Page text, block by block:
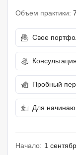
Объем практики:
Свое
Пробный
Для
Начало: 1